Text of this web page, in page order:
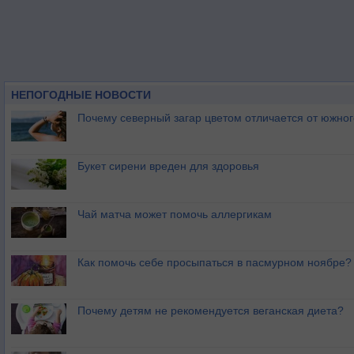
НЕПОГОДНЫЕ НОВОСТИ
Почему северный загар цветом отличается от
Букет сирени вреден для здоровья
Чай матча может помочь аллергикам
Как помочь себе просыпаться в пасмурном ноябре?
Почему детям не рекомендуется веганская диета?